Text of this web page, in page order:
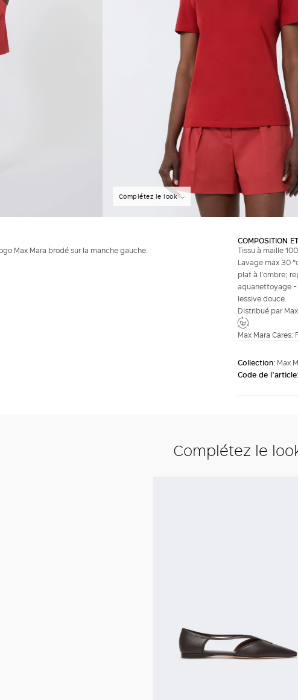
Complétez le look
Max Mara brodé sur la manche gauche.
COMPOSITION
Tissu à maille
Lavage max 30
plat à l'ombre;
aquanettoyage -
lessive douce.
Distribué par
Max Mara
Collection: Max
Code de l’article:
Complétez le